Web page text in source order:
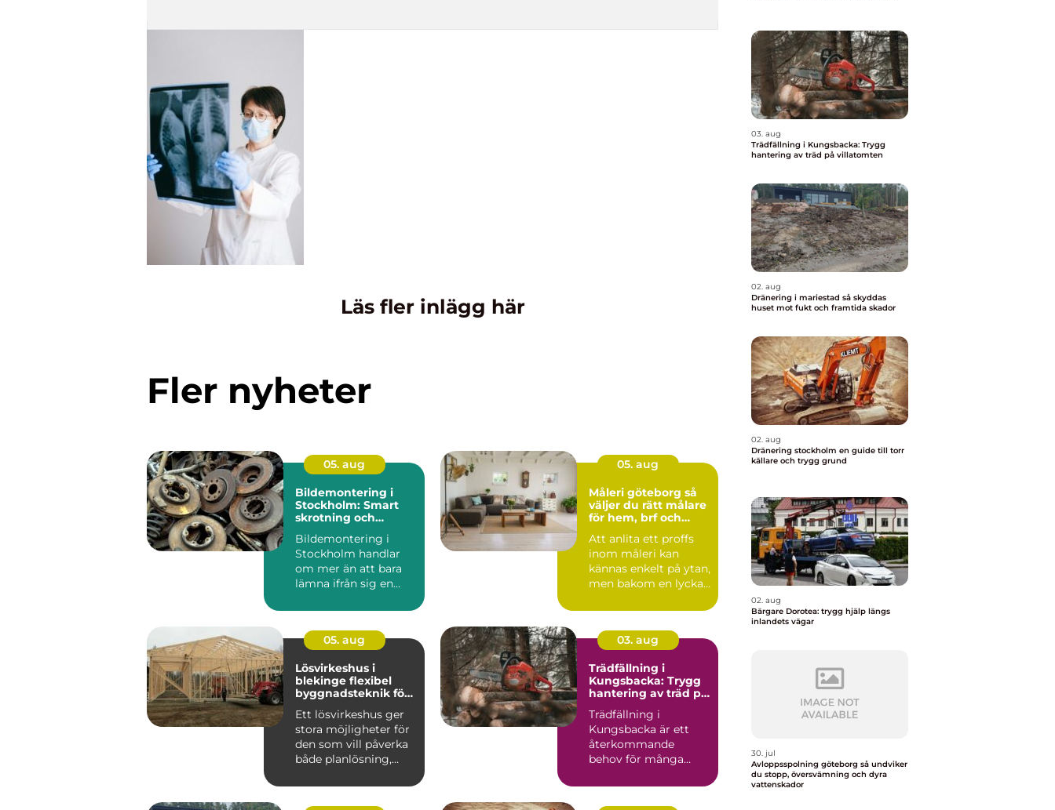
Läs fler inlägg här
Fler nyheter
05. aug
Bildemontering i
Stockholm: Smart
skrotning och
Bildemontering i
Stockholm handlar
om mer än att bara
lämna ifrån sig en
05. aug
Måleri göteborg så
väljer du rätt målare
för hem, brf och
Att anlita ett proffs
inom måleri kan
kännas enkelt på ytan,
men bakom en lyckad
05. aug
Lösvirkeshus i
blekinge flexibel
byggnadsteknik för
Ett lösvirkeshus ger
stora möjligheter för
den som vill påverka
både planlösning,
03. aug
Trädfällning i
Kungsbacka: Trygg
hantering av träd på
Trädfällning i
Kungsbacka är ett
återkommande
behov för många
03. aug
Trädfällning i Kungsbacka: Trygg
hantering av träd på villatomten
02. aug
Dränering i mariestad så skyddas
huset mot fukt och framtida skador
02. aug
Dränering stockholm en guide till torr
källare och trygg grund
02. aug
Bärgare Dorotea: trygg hjälp längs
inlandets vägar
30. jul
Avloppsspolning göteborg så undviker
du stopp, översvämning och dyra
vattenskador